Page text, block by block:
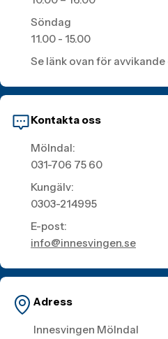
Söndag
11.00 - 15.00
Se länk ovan för
Kontakta oss
Mölndal:
031-706 75 60
Kungälv:
0303-214995
E-post:
info@innesvingen.se
Adress
Innesvingen Mölndal